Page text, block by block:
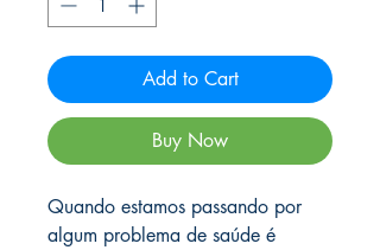
Add to Cart
Buy Now
Quando estamos passando por
algum problema de saúde é